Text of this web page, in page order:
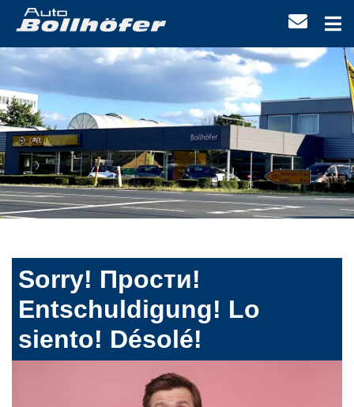
Sorry! Прости!
Entschuldigung! Lo
siento! Désolé!